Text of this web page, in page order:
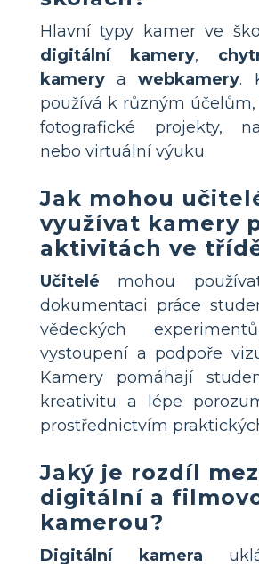
Hlavní typy kamer ve
digitální kamery,
kamery awebkamery.
používá k různým
fotografické projekty,
nebo virtuální výuku.
Jak mohou
využívat kamery
aktivitách ve
Učitelé mohou
dokumentaci práce
vědeckých
vystoupení a podpoře
Kamery pomáhají
kreativitu a lépe
prostřednictvím
Jaký je rozdíl
digitální a
kamerou?
Digitální kamera